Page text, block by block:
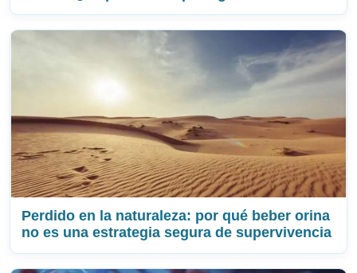
Perdido en la naturaleza: por qué beber orina
no es una estrategia segura de supervivencia